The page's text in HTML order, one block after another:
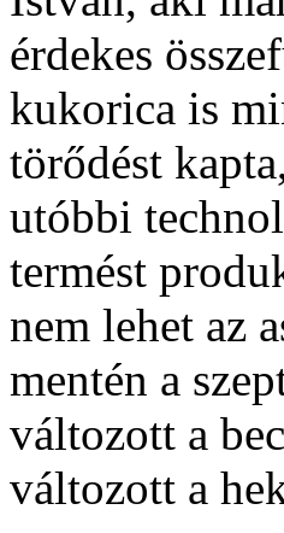
érdekes
kukorica is
törődést
utóbbi
termést
nem lehet az
mentén a
változott a
változott a